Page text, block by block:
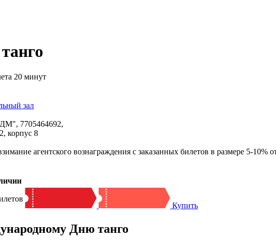
20 минут
зал
7705464692,
корпус 8
агентского вознаграждения с заказанных билетов в размере 5-10%
Купить
Дню танго